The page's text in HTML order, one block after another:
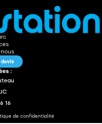
devis
:
16
de confidentialité
devis
nous